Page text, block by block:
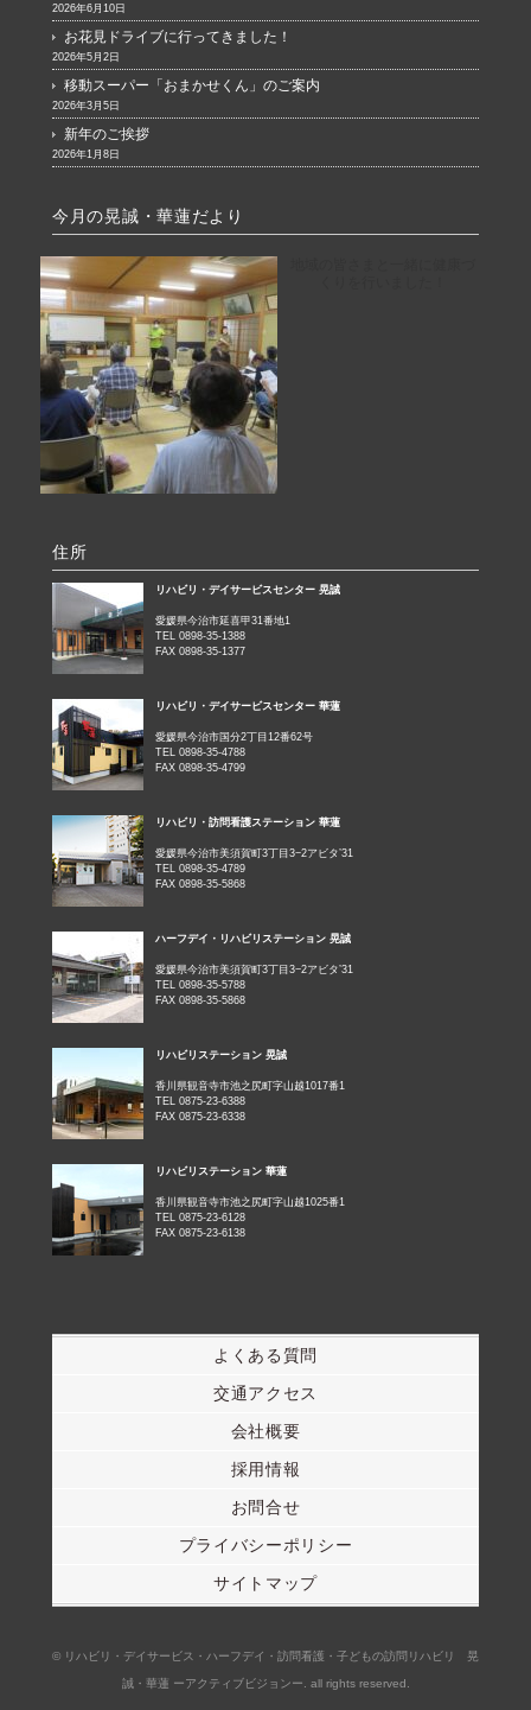
2026年6月10日
お花見ドライブに行ってきました！
2026年5月2日
移動スーパー「おまかせくん」のご案内
2026年3月5日
新年のご挨拶
2026年1月8日
今月の晃誠・華蓮だより
住所
リハビリ・デイサービスセンター 晃誠
愛媛県今治市延喜甲31番地1
TEL 0898-35-1388
FAX 0898-35-1377
リハビリ・デイサービスセンター 華蓮
愛媛県今治市国分2丁目12番62号
TEL 0898-35-4788
FAX 0898-35-4799
リハビリ・訪問看護ステーション 華蓮
愛媛県今治市美須賀町3丁目3−2アビタ’31
TEL 0898-35-4789
FAX 0898-35-5868
ハーフデイ・リハビリステーション 晃誠
愛媛県今治市美須賀町3丁目3−2アビタ’31
TEL 0898-35-5788
FAX 0898-35-5868
リハビリステーション 晃誠
香川県観音寺市池之尻町字山越1017番1
TEL 0875-23-6388
FAX 0875-23-6338
リハビリステーション 華蓮
香川県観音寺市池之尻町字山越1025番1
TEL 0875-23-6128
FAX 0875-23-6138
よくある質問
交通アクセス
会社概要
採用情報
お問合せ
プライバシーポリシー
サイトマップ
© リハビリ・デイサービス・ハーフデイ・訪問看護・子どもの訪問リハビリ 晃
誠・華蓮 ーアクティブビジョンー. all rights reserved.